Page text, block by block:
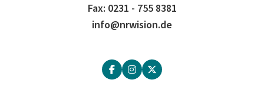
Fax: 0231 - 755 8381
info@nrwision.de